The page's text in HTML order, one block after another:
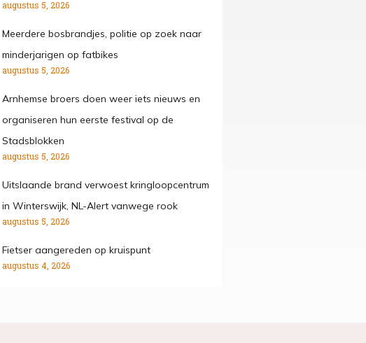
augustus 5, 2026
Meerdere bosbrandjes, politie op zoek naar
minderjarigen op fatbikes
augustus 5, 2026
Arnhemse broers doen weer iets nieuws en
organiseren hun eerste festival op de
Stadsblokken
augustus 5, 2026
Uitslaande brand verwoest kringloopcentrum
in Winterswijk, NL-Alert vanwege rook
augustus 5, 2026
Fietser aangereden op kruispunt
augustus 4, 2026